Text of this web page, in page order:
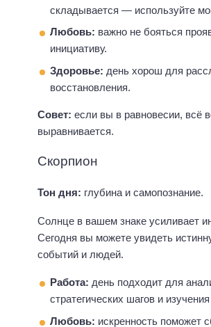
складывается — используйте
Любовь: важно не бояться
инициативу.
Здоровье: день хорош для
восстановления.
Совет: если вы в равновесии, всё
выравнивается.
Скорпион
Тон дня: глубина и самопознание.
Солнце в вашем знаке усиливает
Сегодня вы можете увидеть
событий и людей.
Работа: день подходит для
стратегических шагов и
Любовь: искренность поможет